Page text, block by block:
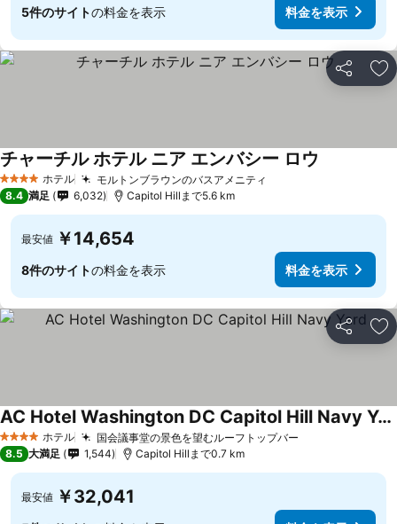
5件のサイトの料金を表示 料金を表示
シェア お
4 ホテルのランク
ホテル モルトンブラウンのバスアメニティ
チャーチル ホテル ニア エンバシー ロウ
8.4 満足 6,032 Capitol Hillまで5.6 km
最安値 ￥14,654
8件のサイトの料金を表示 料金を表示
シェア お
4 ホテルのランク
ホテル 国会議事堂の景色を望むルーフトップバー
AC Hotel Washington DC Capitol Hill Navy Yard
8.5 大満足 1,544 Capitol Hillまで0.7 km
最安値 ￥32,041